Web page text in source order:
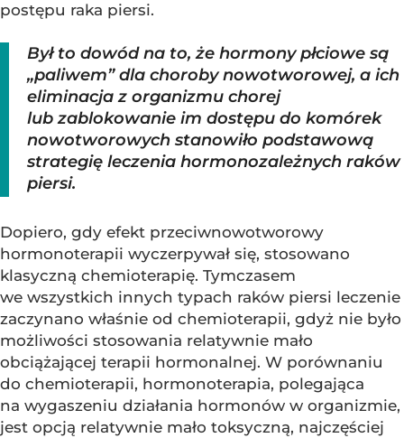
postępu raka piersi.
Był to dowód na to, że hormony płciowe są
„paliwem” dla choroby nowotworowej, a ich
eliminacja z organizmu chorej
lub zablokowanie im dostępu do komórek
nowotworowych stanowiło podstawową
strategię leczenia hormonozależnych raków
piersi.
Dopiero, gdy efekt przeciwnowotworowy
hormonoterapii wyczerpywał się, stosowano
klasyczną chemioterapię. Tymczasem
we wszystkich innych typach raków piersi leczenie
zaczynano właśnie od chemioterapii, gdyż nie było
możliwości stosowania relatywnie mało
obciążającej terapii hormonalnej. W porównaniu
do chemioterapii, hormonoterapia, polegająca
na wygaszeniu działania hormonów w organizmie,
jest opcją relatywnie mało toksyczną, najczęściej